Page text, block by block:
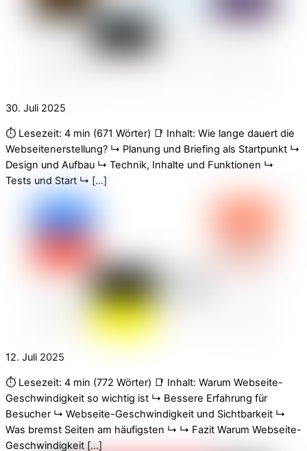
30. Juli 2025
⏱️ Lesezeit: 4 min (671 Wörter) 📑 Inhalt: Wie lange dauert die
Webseitenerstellung? ↳ Planung und Briefing als Startpunkt ↳
Design und Aufbau ↳ Technik, Inhalte und Funktionen ↳
Tests und Start ↳ […]
12. Juli 2025
⏱️ Lesezeit: 4 min (772 Wörter) 📑 Inhalt: Warum Webseite-
Geschwindigkeit so wichtig ist ↳ Bessere Erfahrung für
Besucher ↳ Webseite-Geschwindigkeit und Sichtbarkeit ↳
Was bremst Seiten am häufigsten ↳ ↳ Fazit Warum Webseite-
Geschwindigkeit […]